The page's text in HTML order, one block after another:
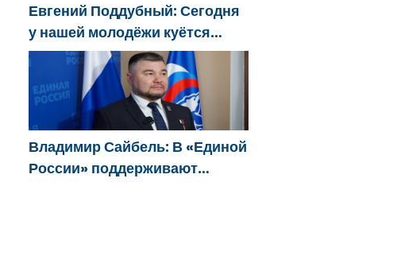
Евгений Поддубный: Сегодня
у нашей молодёжи куётся
характер победителей
Владимир Сайбель: В «Единой
России» поддерживают